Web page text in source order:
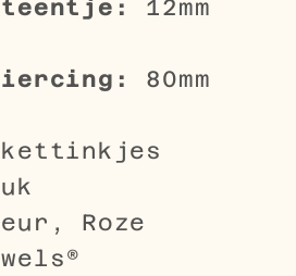
12mm
80mm
kettinkjes
Roze